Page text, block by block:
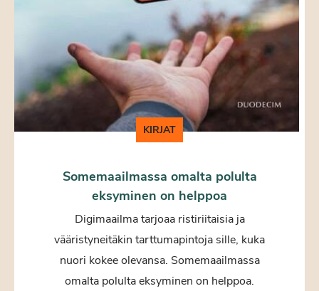
KIRJAT
Somemaailmassa omalta polulta
eksyminen on helppoa
Digimaailma tarjoaa ristiriitaisia ja
vääristyneitäkin tarttumapintoja sille, kuka
nuori kokee olevansa. Somemaailmassa
omalta polulta eksyminen on helppoa.